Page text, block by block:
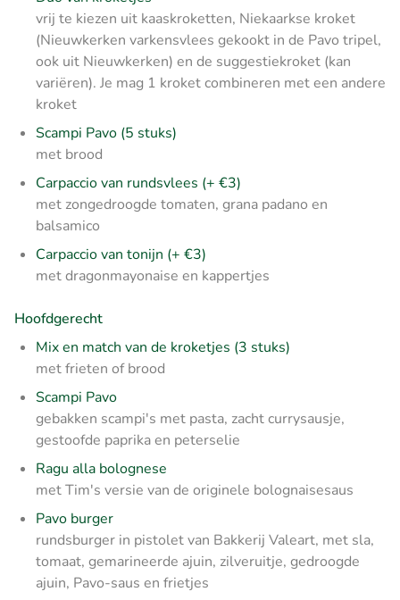
vrij te kiezen uit kaaskroketten, Niekaarkse kroket
(Nieuwkerken varkensvlees gekookt in de Pavo tripel,
ook uit Nieuwkerken) en de suggestiekroket (kan
variëren). Je mag 1 kroket combineren met een andere
kroket
Scampi Pavo (5 stuks)
met brood
Carpaccio van rundsvlees (+ €3)
met zongedroogde tomaten, grana padano en
balsamico
Carpaccio van tonijn (+ €3)
met dragonmayonaise en kappertjes
Hoofdgerecht
Mix en match van de kroketjes (3 stuks)
met frieten of brood
Scampi Pavo
gebakken scampi's met pasta, zacht currysausje,
gestoofde paprika en peterselie
Ragu alla bolognese
met Tim's versie van de originele bolognaisesaus
Pavo burger
rundsburger in pistolet van Bakkerij Valeart, met sla,
tomaat, gemarineerde ajuin, zilveruitje, gedroogde
ajuin, Pavo-saus en frietjes